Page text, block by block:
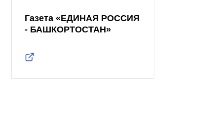
Газета «ЕДИНАЯ РОССИЯ
- БАШКОРТОСТАН»